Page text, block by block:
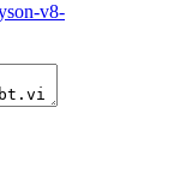
v8-